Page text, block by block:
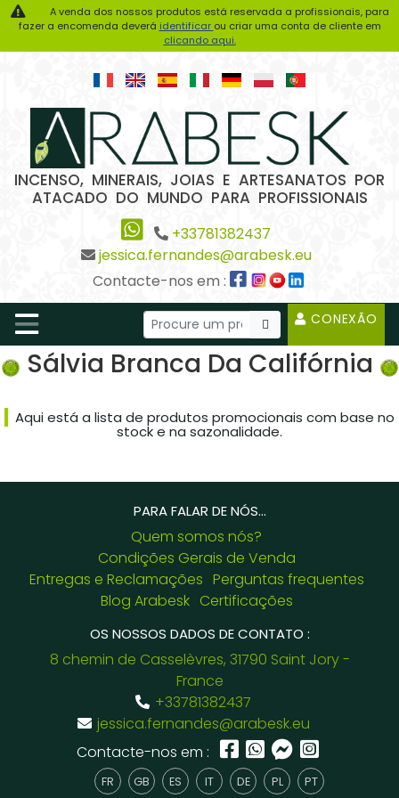
A venda dos nossos produtos está reservada a profissionais, para
fazer a encomenda deverá identificar ou criar uma conta de cliente em
clicando aqui.
INCENSO, MINERAIS, JOIAS E ARTESANATOS POR
ATACADO DO MUNDO PARA PROFISSIONAIS
+33781382437
jessica.fernandes@arabesk.eu
Contacte-nos em :
CONEXÃO
Sálvia Branca Da Califórnia
Aqui está a lista de produtos promocionais com base no
stock e na sazonalidade.
PARA FALAR DE NÓS...
Quem somos nós?
Condições Gerais de Venda
Entregas e Reclamações Perguntas frequentes
Blog Arabesk Certificações
OS NOSSOS DADOS DE CONTATO :
8 chemin de Casselèvres, 31790 Saint Jory -
France
+33781382437
jessica.fernandes@arabesk.eu
Contacte-nos em :
FR GB ES IT DE PL PT